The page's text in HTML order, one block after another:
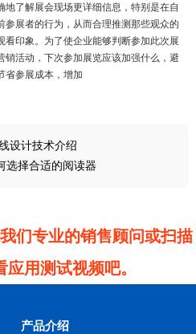
地了解展会现场更详细信息，特别是在自
展者的行为，从而合理推测那些观众的
印象。为了使企业能够判断参加此次展
销活动，下次参加展览应该加强什么，避
省参展成本，增加
设计技术介绍
选择合适的阅读器
们专业的销售顾问或扫描
用测试视频吧。
产品介绍